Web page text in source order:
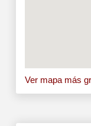
Ver mapa más